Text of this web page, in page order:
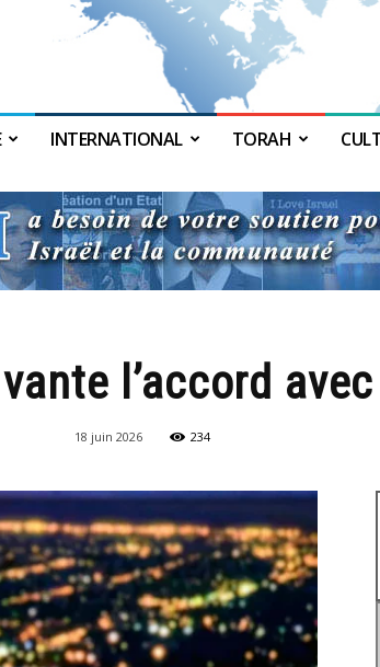
INTERNATIONAL TORAH
l’accord avec
18 juin 2026 234